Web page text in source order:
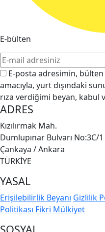
E-bülten
E-posta adresimin,
amacıyla, yurt dışındaki
rıza verdiğimi beyan, kabul
ADRES
Kızılırmak Mah.
Dumlupınar Bulvarı No:3C/1
Çankaya / Ankara
TÜRKİYE
YASAL
Erişilebilirlik Beyanı Gizlilik
Politikası Fikri Mülkiyet